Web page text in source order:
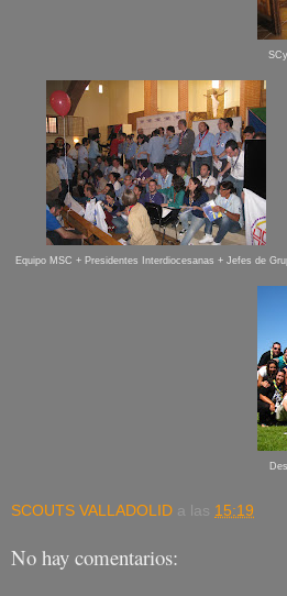
Equipo MSC + Presidentes Interdiocesanas + Jefes de
SCOUTS VALLADOLID a las 15:19
No hay comentarios: